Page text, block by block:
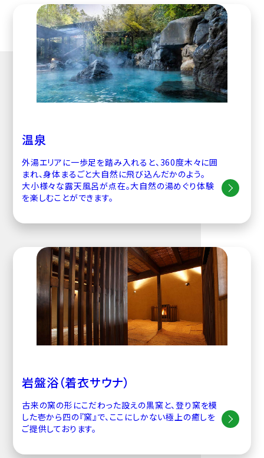
温泉
外湯エリアに一歩足を踏み入れると、360度木々に囲
まれ、身体まるごと大自然に飛び込んだかのよう。
大小様々な露天風呂が点在。大自然の湯めぐり体験
を楽しむことができます。
岩盤浴（着衣サウナ）
古来の窯の形にこだわった設えの黒窯と、登り窯を模
した壱から四の『窯』で、ここにしかない極上の癒しを
ご提供しております。